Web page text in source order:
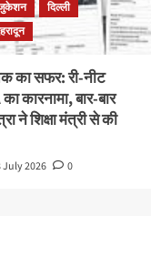
दिल्ली
का सफर: री-नीट
कारनामा, बार-बार
ने शिक्षा मंत्री से की
July 2026 0